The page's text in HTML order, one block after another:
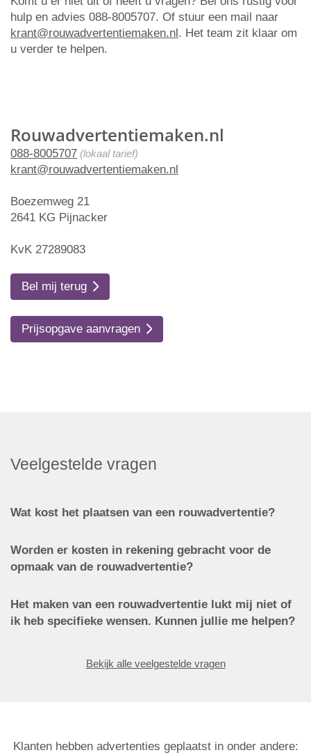
Rouwadvertentiemaken.nl
088-8005707 (lokaal tarief)
krant@rouwadvertentiemaken.nl
Boezemweg 21
2641 KG Pijnacker
KvK 27289083
Bel mij terug
Prijsopgave aanvragen
hulp en advies 088-8005707. Of stuur een mail naar
krant@rouwadvertentiemaken.nl. Het team zit klaar om
u verder te helpen.
Veelgestelde vragen
Wat kost het plaatsen van een rouwadvertentie?
Worden er kosten in rekening gebracht voor de
opmaak van de rouwadvertentie?
Het maken van een rouwadvertentie lukt mij niet of
ik heb specifieke wensen. Kunnen jullie me helpen?
Bekijk alle veelgestelde vragen
Klanten hebben advertenties geplaatst in onder andere: